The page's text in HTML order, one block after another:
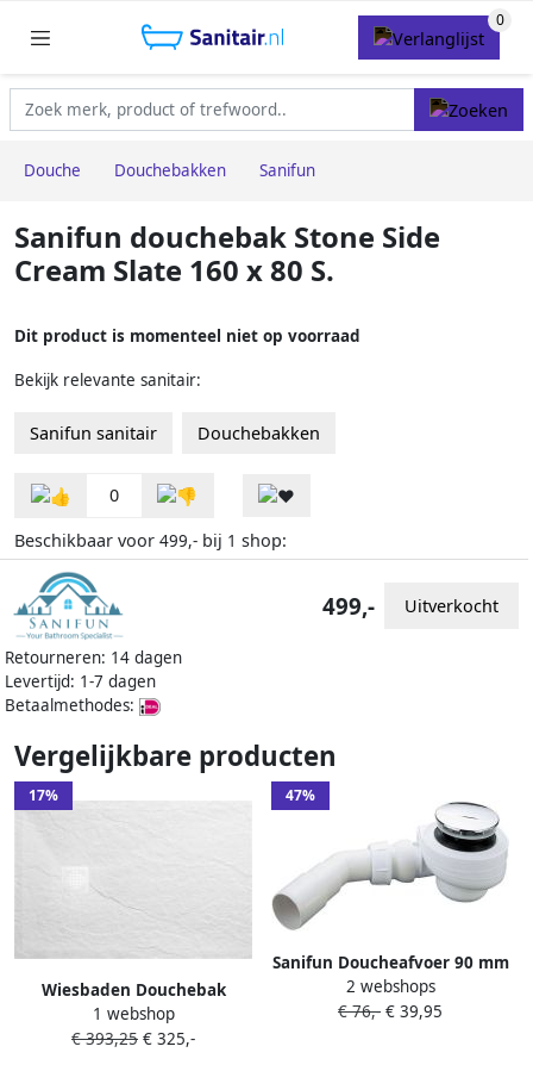
Douche Douchebakken Sanifun
Sanifun douchebak Stone Side
Cream Slate 160 x 80 S.
Dit product is momenteel niet op voorraad
Bekijk relevante sanitair:
Sanifun sanitair Douchebakken
0
Beschikbaar voor 499,- bij 1 shop:
Retourneren: 14 dagen
Levertijd: 1-7 dagen
Betaalmethodes:
499,- Uitverkocht
Vergelijkbare producten
17%
Wiesbaden Douchebak
Stonea Antislip Composiet
80x90x3 cm Inkortbaar Mat
1 webshop
€ 393,25 € 325,-
47%
Sanifun Doucheafvoer 90 mm
chroom– geschikt voor
Stonea douchebakken
2 webshops
€ 76,- € 39,95